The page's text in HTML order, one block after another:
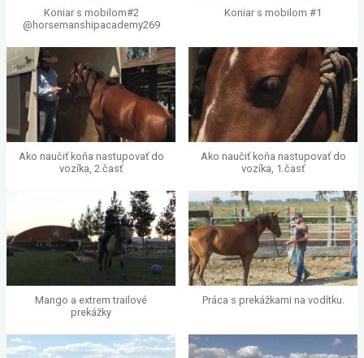
Koniar s mobilom#2
@horsemanshipacademy269
Koniar s mobilom #1
Ako naučiť koňa nastupovať do
vozíka, 2.časť
Ako naučiť koňa nastupovať do
vozíka, 1.časť
Mango a extrem trailové
prekážky
Práca s prekážkami na vodítku.